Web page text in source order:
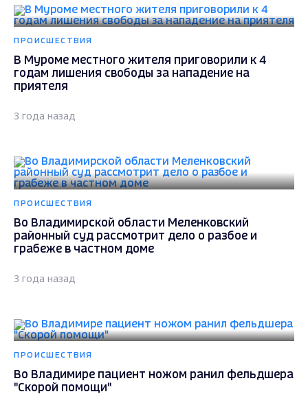
ПРОИСШЕСТВИЯ
В Муроме местного жителя приговорили к 4
годам лишения свободы за нападение на
приятеля
3 года назад
ПРОИСШЕСТВИЯ
Во Владимирской области Меленковский
районный суд рассмотрит дело о разбое и
грабеже в частном доме
3 года назад
ПРОИСШЕСТВИЯ
Во Владимире пациент ножом ранил фельдшера
"Скорой помощи"